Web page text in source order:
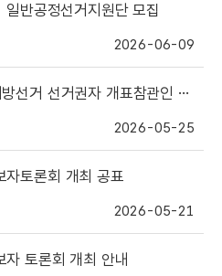
반공정선거지원단 모집
2026-06-09
거권자 개표참관인 선정자 명단 게시
2026-05-25
자토론회 개최 공표
2026-05-21
자 토론회 개최 안내